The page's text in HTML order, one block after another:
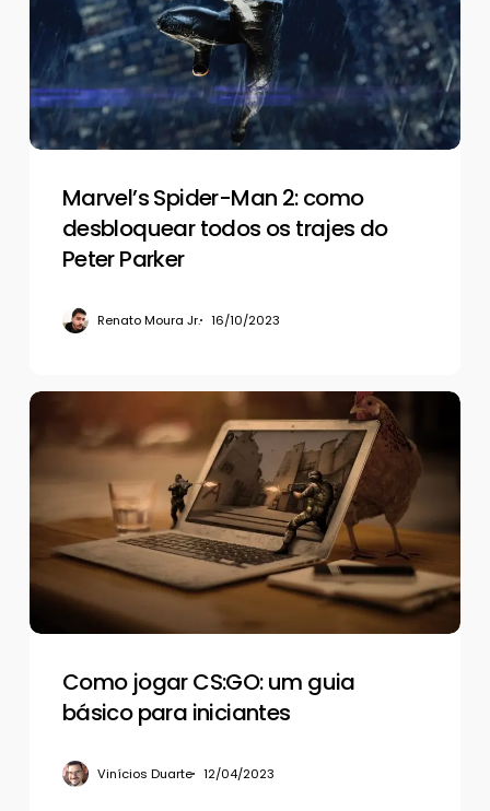
como
desbloquear
todos
os
trajes
Peter
Parker
Marvel’s Spider-Man 2: como
desbloquear todos os trajes do
Peter Parker
Renato Moura Jr. 16/10/2023
Como
jogar
CS:GO:
um
básico
para
iniciantes
Como jogar CS:GO: um guia
básico para iniciantes
Vinícios Duarte 12/04/2023